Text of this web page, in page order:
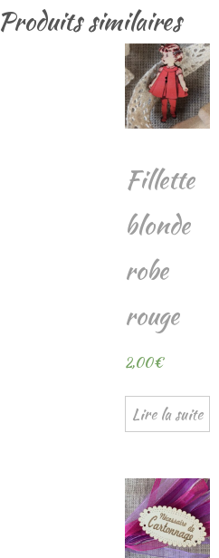
Produits similaires
Fillette
blonde
robe
rouge
2,00€
Lire la suite